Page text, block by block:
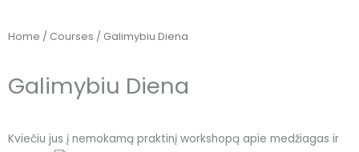
Home / Courses / Galimybiu Diena
Galimybiu Diena
Kviečiu jus į nemokamą praktinį workshopą apie medžiagas ir